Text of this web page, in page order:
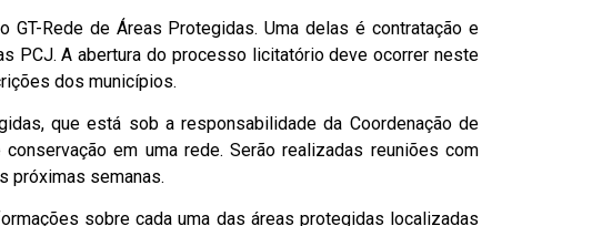
GT-Rede de Áreas Protegidas. Uma delas é contratação e
PCJ. A abertura do processo licitatório deve ocorrer neste
dos municípios.
que está sob a responsabilidade da Coordenação de
em uma rede. Serão realizadas reuniões com
próximas semanas.
sobre cada uma das áreas protegidas localizadas